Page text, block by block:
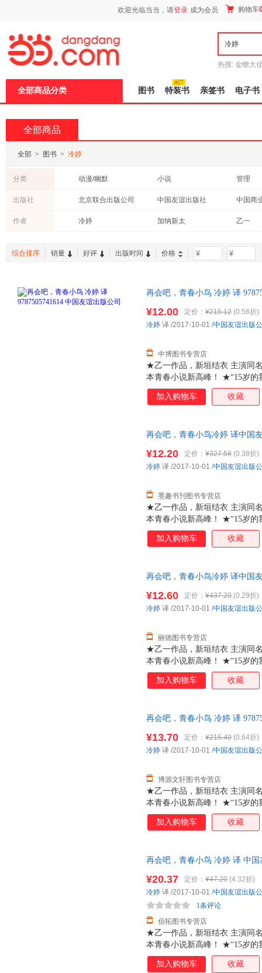
欢迎光临当当，请登录 成为会员 购物车
热搜: 金蟾大
全部商品分类 图书 特装书 亲签书 电子书
全部商品
全部 > 图书 > 冷婷
分类 动漫/幽默 小说
管理
青春文学
文学
计算机/
出版社 北京联合出版公司 中国友谊出版社
中国商
作者 冷婷 加纳新太
乙一
综合排序
销量 好评 出版时间 价格 -
再会吧，青春小鸟 冷婷 译
★乙一作品，新垣结衣 主演同
本青春小说新高峰！ ★“15岁的
部既能让你会心一笑，又能打
代课老师回到了偏远的五岛列
单纯的向井圭介…… 你想对15
流露了隐藏在懵懂心底的秘密
每一个踌躇不安的你。 好似平
¥12.00 定价： ¥215.12 (0.56折)
中博图书专营店
冷婷 译 /2017-10-01 /中国友谊出版
加入购物车 收藏
再会吧，青春小鸟冷婷 译中国
★乙一作品，新垣结衣 主演同
本青春小说新高峰！ ★“15岁的
部既能让你会心一笑，又能打
代课老师回到了偏远的五岛列
单纯的向井圭介…… 你想对15
流露了隐藏在懵懂心底的秘密
每一个踌躇不安的你。 好似平
¥12.20 定价： ¥327.58 (0.38折)
墨趣书刊图书专营店
冷婷 译 /2017-10-01 /中国友谊出版
加入购物车 收藏
再会吧，青春小鸟冷婷 译中国
★乙一作品，新垣结衣 主演同
本青春小说新高峰！ ★“15岁的
部既能让你会心一笑，又能打
代课老师回到了偏远的五岛列
单纯的向井圭介…… 你想对15
流露了隐藏在懵懂心底的秘密
每一个踌躇不安的你。 好似平
¥12.60 定价： ¥437.20 (0.29折)
丽德图书专营店
冷婷 译 /2017-10-01 /中国友谊出版
加入购物车 收藏
再会吧，青春小鸟 冷婷 译
★乙一作品，新垣结衣 主演同
本青春小说新高峰！ ★“15岁的
部既能让你会心一笑，又能打
代课老师回到了偏远的五岛列
单纯的向井圭介…… 你想对15
流露了隐藏在懵懂心底的秘密
每一个踌躇不安的你。 好似平
¥13.70 定价： ¥215.40 (0.64折)
博源文轩图书专营店
冷婷 译 /2017-10-01 /中国友谊出版
加入购物车 收藏
再会吧，青春小鸟 冷婷 译 中
★乙一作品，新垣结衣 主演同
本青春小说新高峰！ ★“15岁的
部既能让你会心一笑，又能打
代课老师回到了偏远的五岛列
¥20.37 定价： ¥47.20 (4.32折)
佰拓图书专营店
1条评论
冷婷 译 /2017-10-01 /中国友谊出版
加入购物车 收藏
页
加